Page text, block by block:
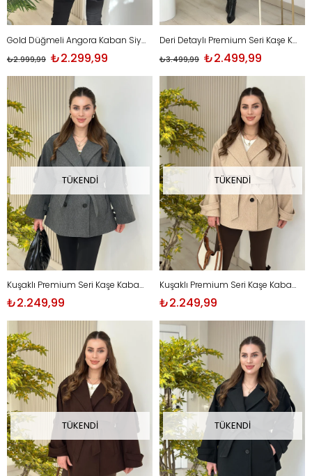
Gold Düğmeli Angora Kaban Siyah
₺2.299,99
₺2.999,99
Deri Detaylı Premium Seri Kaşe Kaban
₺2.499,99
₺3.499,99
TÜKENDI
Kuşaklı Premium Seri Kaşe Kaban Antrasit
₺2.249,99
TÜKENDI
Kuşaklı Premium Seri Kaşe Kaban Bej
₺2.249,99
TÜKENDI TÜKENDI